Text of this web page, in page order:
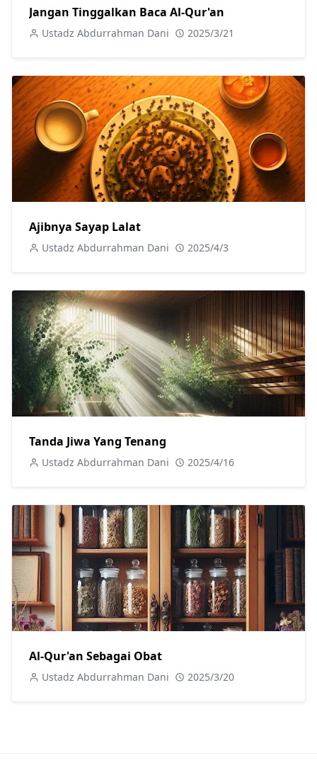
Jangan Tinggalkan Baca Al-Qur'an
Ustadz Abdurrahman Dani 2025/3/21
Ajibnya Sayap Lalat
Ustadz Abdurrahman Dani 2025/4/3
Tanda Jiwa Yang Tenang
Ustadz Abdurrahman Dani 2025/4/16
Al-Qur'an Sebagai Obat
Ustadz Abdurrahman Dani 2025/3/20